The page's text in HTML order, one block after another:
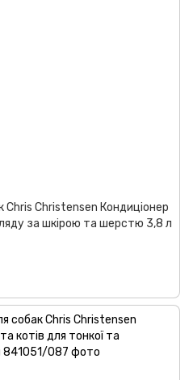
Chris Christensen Кондиціонер
за шкірою та шерстю 3,8 л